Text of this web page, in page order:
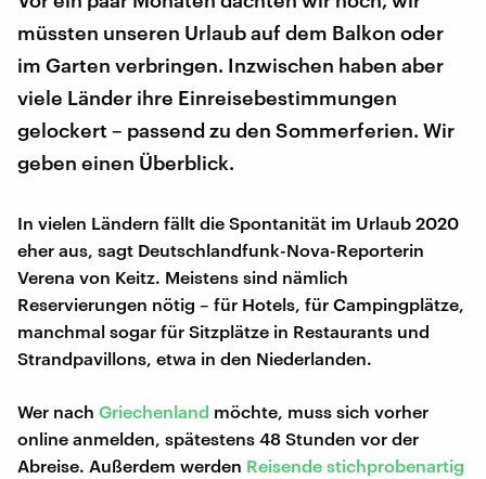
müssten unseren Urlaub auf dem Balkon oder
im Garten verbringen. Inzwischen haben aber
viele Länder ihre Einreisebestimmungen
gelockert – passend zu den Sommerferien. Wir
geben einen Überblick.
In vielen Ländern fällt die Spontanität im Urlaub 2020
eher aus, sagt Deutschlandfunk-Nova-Reporterin
Verena von Keitz. Meistens sind nämlich
Reservierungen nötig – für Hotels, für Campingplätze,
manchmal sogar für Sitzplätze in Restaurants und
Strandpavillons, etwa in den Niederlanden.
Wer nach Griechenland möchte, muss sich vorher
online anmelden, spätestens 48 Stunden vor der
Abreise. Außerdem werden Reisende stichprobenartig